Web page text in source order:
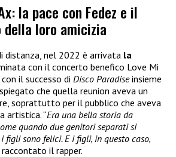
la pace con Fedez e il
loro amicizia
distanza, nel 2022 è arrivata la
con il concerto benefico Love Mi
il successo di Disco Paradiseinsieme
che quella reunion aveva un
soprattutto per il pubblico che aveva
artistica. “Era una bella storia da
quando due genitori separati si
figli sono felici. E i figli, in questo caso,
raccontato il rapper.